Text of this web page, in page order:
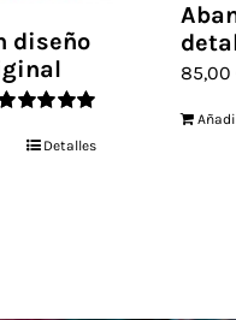
diseño
5.00de 5
Detalles
85,00